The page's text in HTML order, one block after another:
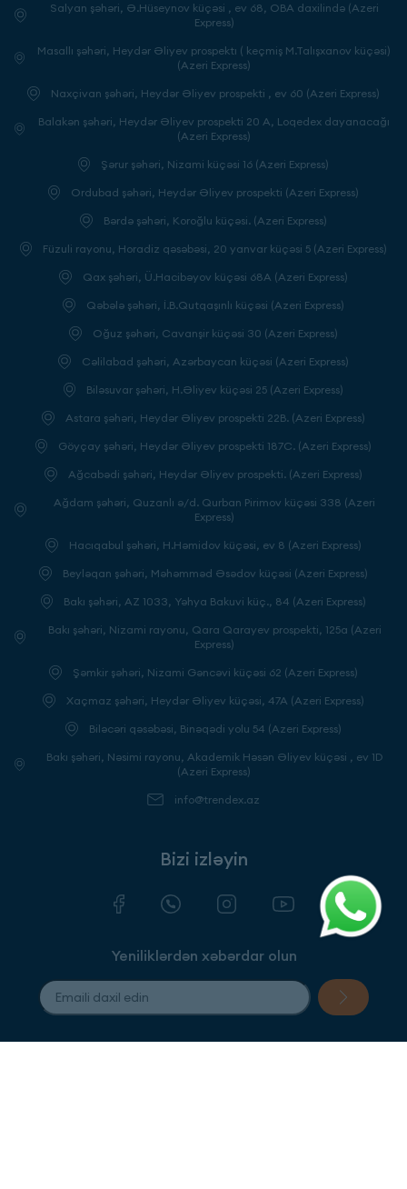
Salyan şəhəri, Ə.Hüseynov küçəsi , ev 68, OBA daxilində (Azeri
Express)
Masallı şəhəri, Heydər Əliyev prospektı ( keçmiş M.Talışxanov küçəsi)
(Azeri Express)
Naxçivan şəhəri, Heydər Əliyev prospekti , ev 60 (Azeri Express)
Balakən şəhəri, Heydər Əliyev prospekti 20 A, Loqedex dayanacağı
(Azeri Express)
Şərur şəhəri, Nizami küçəsi 16 (Azeri Express)
Ordubad şəhəri, Heydər Əliyev prospekti (Azeri Express)
Bərdə şəhəri, Koroğlu küçəsi. (Azeri Express)
Füzuli rayonu, Horadiz qəsəbəsi, 20 yanvar küçəsi 5 (Azeri Express)
Qax şəhəri, Ü.Hacibəyov küçəsi 68A (Azeri Express)
Qəbələ şəhəri, İ.B.Qutqaşınlı küçəsi (Azeri Express)
Oğuz şəhəri, Cavanşir küçəsi 30 (Azeri Express)
Cəlilabad şəhəri, Azərbaycan küçəsi (Azeri Express)
Biləsuvar şəhəri, H.Əliyev küçəsi 25 (Azeri Express)
Astara şəhəri, Heydər Əliyev prospekti 22B. (Azeri Express)
Göyçay şəhəri, Heydər Əliyev prospekti 187C. (Azeri Express)
Ağcabədi şəhəri, Heydər Əliyev prospekti. (Azeri Express)
Ağdam şəhəri, Quzanlı ə/d. Qurban Pirimov küçəsi 338 (Azeri
Express)
Hacıqabul şəhəri, H.Həmidov küçəsi, ev 8 (Azeri Express)
Beyləqan şəhəri, Məhəmməd Əsədov küçəsi (Azeri Express)
Bakı şəhəri, AZ 1033, Yəhya Bakuvi küç., 84 (Azeri Express)
Bakı şəhəri, Nizami rayonu, Qara Qarayev prospekti, 125a (Azeri
Express)
Şəmkir şəhəri, Nizami Gəncəvi küçəsi 62 (Azeri Express)
Xaçmaz şəhəri, Heydər Əliyev küçəsi, 47A (Azeri Express)
Biləcəri qəsəbəsi, Binəqədi yolu 54 (Azeri Express)
Bakı şəhəri, Nəsimi rayonu, Akademik Həsən Əliyev küçəsi , ev 1D
(Azeri Express)
info@trendex.az
Bizi izləyin
Yeniliklərdən xəbərdar olun